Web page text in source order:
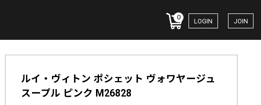
0
LOGIN JOIN
ルイ・ヴィトン ポシェット ヴォワヤージュ
スープル ピンク M26828